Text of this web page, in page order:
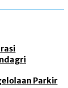
Parkir